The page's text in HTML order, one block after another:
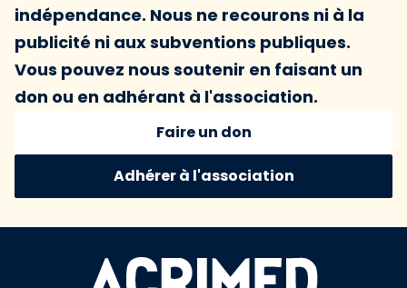
indépendance. Nous ne recourons ni à la
publicité ni aux subventions publiques.
Vous pouvez nous soutenir en faisant un
don ou en adhérant à l'association.
Faire un don
Adhérer à l'association